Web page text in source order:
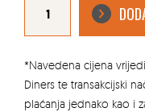
39X19X24
količina
*Navedena cijena
Diners te transakcijski
plaćanja jednako kao i